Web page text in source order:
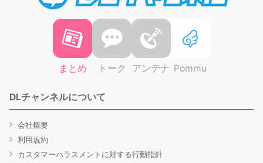
まとめ トーク アンテナ Pommu
DLチャンネルについて
会社概要
利用規約
カスタマーハラスメントに対する行動指針